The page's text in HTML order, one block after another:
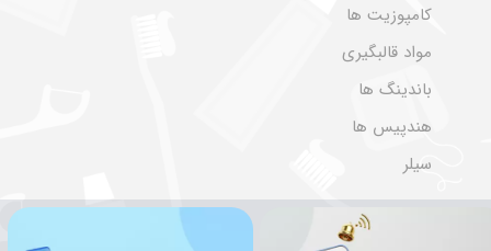
کامپوزیت ها
مواد قالبگیری
باندینگ ها
هندپیس ها
سیلر